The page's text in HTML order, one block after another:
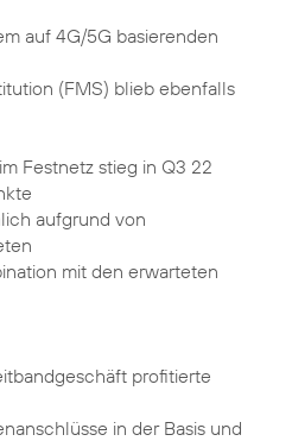
auf 4G/5G basierenden
(FMS) blieb ebenfalls
Festnetz stieg in Q3 22
aufgrund von
mit den erwarteten
profitierte
in der Basis und